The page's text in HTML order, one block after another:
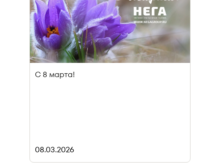
С 8 марта!
08.03.2026